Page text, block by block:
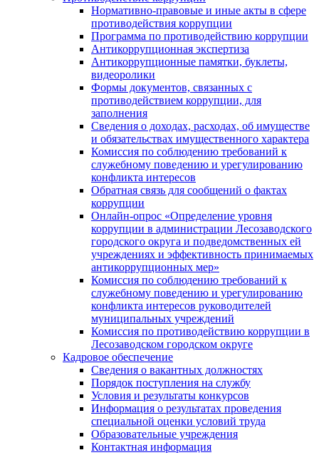
Нормативно-правовые и иные акты в сфере
противодействия коррупции
Программа по противодействию коррупции
Антикоррупционная экспертиза
Антикоррупционные памятки, буклеты,
видеоролики
Формы документов, связанных с
противодействием коррупции, для
заполнения
Сведения о доходах, расходах, об имуществе
и обязательствах имущественного характера
Комиссия по соблюдению требований к
служебному поведению и урегулированию
конфликта интересов
Обратная связь для сообщений о фактах
коррупции
Онлайн-опрос «Определение уровня
коррупции в администрации Лесозаводского
городского округа и подведомственных ей
учреждениях и эффективность принимаемых
антикоррупционных мер»
Комиссия по соблюдению требований к
служебному поведению и урегулированию
конфликта интересов руководителей
муниципальных учреждений
Комиссия по противодействию коррупции в
Лесозаводском городском округе
Кадровое обеспечение
Сведения о вакантных должностях
Порядок поступления на службу
Условия и результаты конкурсов
Информация о результатах проведения
специальной оценки условий труда
Образовательные учреждения
Контактная информация